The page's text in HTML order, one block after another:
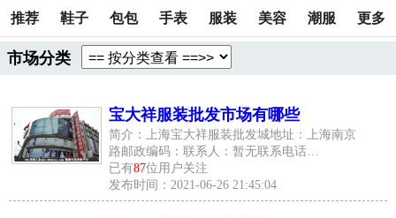
推荐 鞋子 包包 手表 服装 美容 潮服 更多
市场分类
宝大祥服装批发市场有哪些
简介：上海宝大祥服装批发城地址：上海南京
路邮政编码：联系人：暂无联系电话…
已有87位用户关注
发布时间：2021-06-26 21:45:04